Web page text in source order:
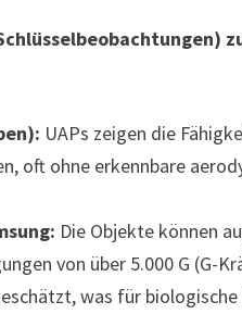
UAPs zeigen die
oft ohne erkennbare
Die Objekte können
von über 5.000 G (G-
was für